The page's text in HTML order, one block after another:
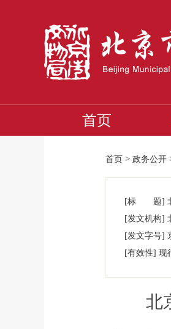
首页
首页 > 政务公开
[标 题]
[发文机构]
[发文字号]
[有效性] 现
北